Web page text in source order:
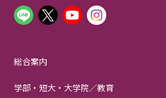
総合案内
学部・短大・大学院／教育